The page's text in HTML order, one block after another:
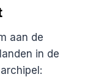
aan de
in de